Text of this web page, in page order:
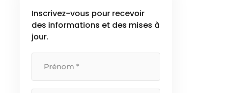
Inscrivez-vous pour recevoir
des informations et des mises à
jour.